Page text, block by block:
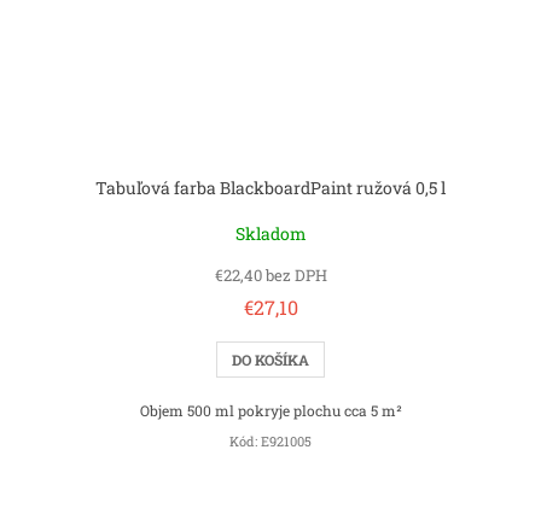
Tabuľová farba BlackboardPaint ružová 0,5 l
Skladom
€22,40 bez DPH
€27,10
DO KOŠÍKA
Objem 500 ml pokryje plochu cca 5 m²
Kód: E921005